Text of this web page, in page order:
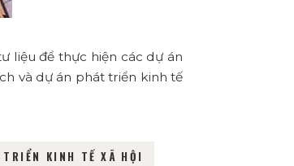
liệu để thực hiện các dự án
và dự án phát triển kinh tế
TRIỂN KINH TẾ XÃ HỘI